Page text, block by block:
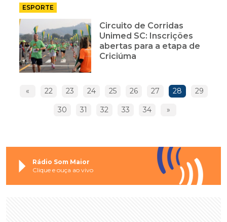
ESPORTE
Circuito de Corridas
Unimed SC: Inscrições
abertas para a etapa de
Criciúma
« 22 23 24 25 26 27 28 29
30 31 32 33 34 »
Rádio Som Maior
Clique e ouça ao vivo